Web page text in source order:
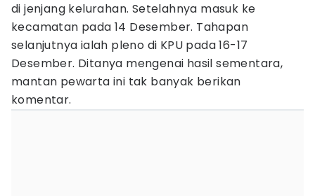
di jenjang kelurahan. Setelahnya masuk ke
kecamatan pada 14 Desember. Tahapan
selanjutnya ialah pleno di KPU pada 16-17
Desember. Ditanya mengenai hasil sementara,
mantan pewarta ini tak banyak berikan
komentar.